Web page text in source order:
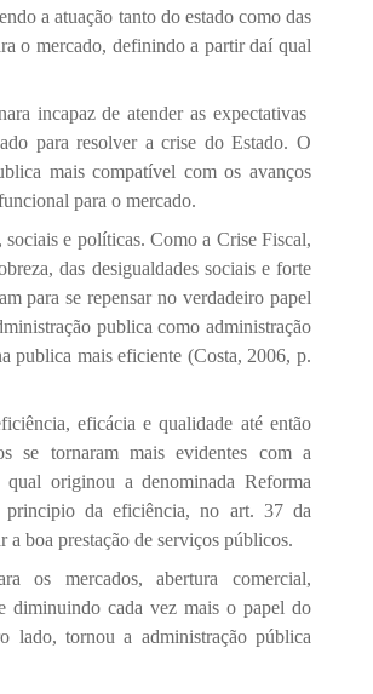
a atuação tanto do estado como das
o mercado, definindo a partir daí qual
incapaz de atender as expectativas
para resolver a crise do Estado. O
mais compatível com os avanços
para o mercado.
e políticas. Como a Crise Fiscal,
das desigualdades sociais e forte
para se repensar no verdadeiro papel
publica como administração
publica mais eficiente (Costa, 2006, p.
eficácia e qualidade até então
se tornaram mais evidentes com a
originou a denominada Reforma
principio da eficiência, no art. 37 da
boa prestação de serviços públicos.
os mercados, abertura comercial,
diminuindo cada vez mais o papel do
lado, tornou a administração pública